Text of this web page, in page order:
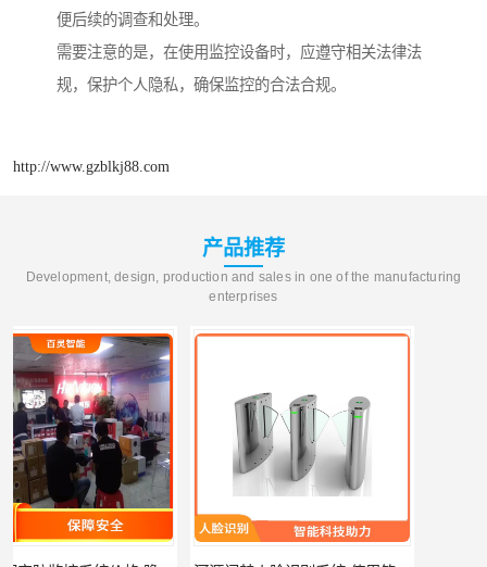
便后续的调查和处理。
需要注意的是，在使用监控设备时，应遵守相关法律法
规，保护个人隐私，确保监控的合法合规。
http://www.gzblkj88.com
产品推荐
Development, design, production and sales in one of the manufacturing
enterprises